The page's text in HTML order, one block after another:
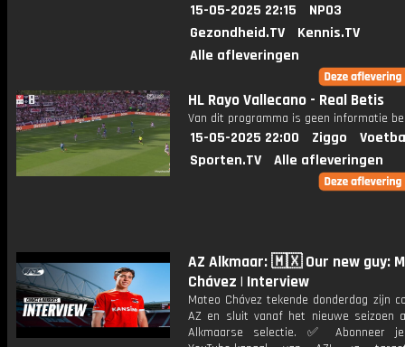
15-05-2025 22:15
NPO3
Gezondheid.TV
Kennis.TV
Alle afleveringen
HL Rayo Vallecano - Real Betis
Van dit programma is geen informatie
15-05-2025 22:00 Ziggo
Sporten.TV
Alle afleveringen
AZ Alkmaar: 🇲🇽 Our new guy:
Chávez | Interview
Mateo Chávez tekende donderdag zijn
AZ en sluit vanaf het nieuwe seizoen
Alkmaarse selectie. ✅ Abonneer